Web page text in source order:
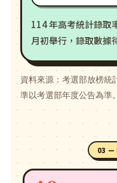
114 年高考統計錄取
月初舉行，錄取數據
資料來源：考選部放榜統
準以考選部年度公告為準。
03 —